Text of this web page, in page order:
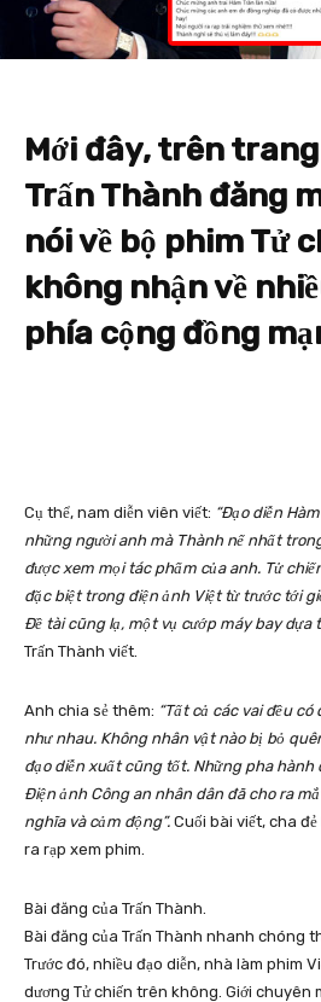
Mới đây, trên
Trấn Thành đăng
nói về bộ phim Tử
không nhận về
phía cộng đồng
Cụ thể, nam diễn viên viết: “Đạo diễn
những người anh mà Thành nể nhất
được xem mọi tác phẩm của anh. Tử
đặc biệt trong điện ảnh Việt từ trước tới
Đề tài cũng lạ, một vụ cướp máy bay dựa
Trấn Thành viết.
Anh chia sẻ thêm: “Tất cả các vai đều
như nhau. Không nhân vật nào bị bỏ
đạo diễn xuất cũng tốt. Những pha
Điện ảnh Công an nhân dân đã cho ra
nghĩa và cảm động”. Cuối bài viết, cha
ra rạp xem phim.
Bài đăng của Trấn Thành.
Bài đăng của Trấn Thành nhanh chóng
Trước đó, nhiều đạo diễn, nhà làm phim
dương Tử chiến trên không. Giới chuyên